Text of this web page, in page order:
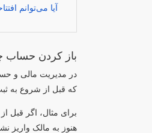
آیا می‌توانم
باز کردن حساب
که قبل از شروع به
هنوز به مالک واریز